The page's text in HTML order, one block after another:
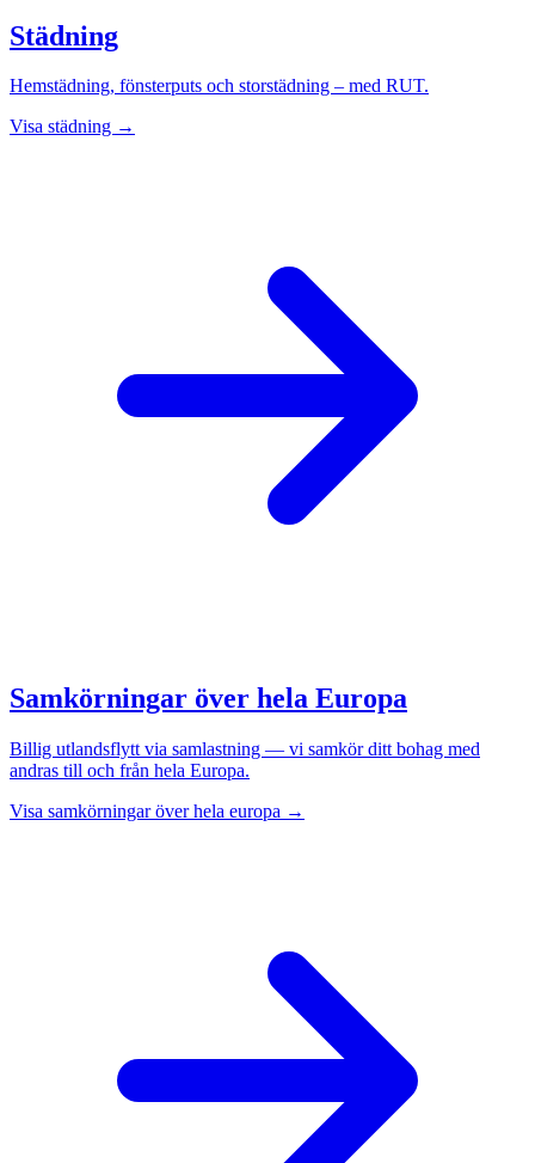
Städning
Hemstädning, fönsterputs och storstädning – med RUT.
Visa städning →
Samkörningar över hela Europa
Billig utlandsflytt via samlastning — vi samkör ditt bohag med
andras till och från hela Europa.
Visa samkörningar över hela europa →